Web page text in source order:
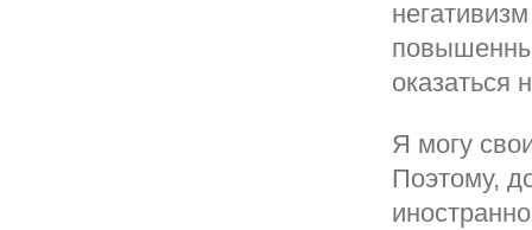
оказаться
Я могу
Поэтому,